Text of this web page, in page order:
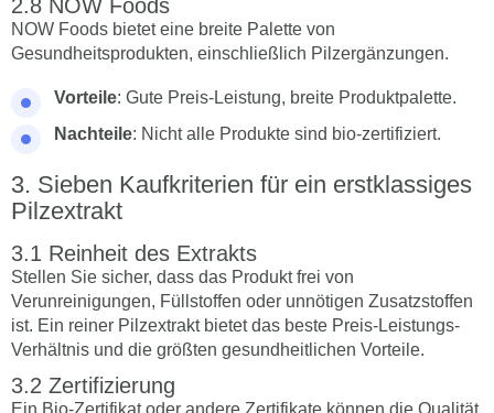
NOW Foods
NOW Foods bietet eine breite Palette von
Gesundheitsprodukten, einschließlich Pilzergänzungen.
Vorteile: Gute Preis-Leistung, breite Produktpalette.
Nachteile: Nicht alle Produkte sind bio-zertifiziert.
Sieben Kaufkriterien für ein erstklassiges
Pilzextrakt
Reinheit des Extrakts
Stellen Sie sicher, dass das Produkt frei von
Verunreinigungen, Füllstoffen oder unnötigen Zusatzstoffen
ist. Ein reiner Pilzextrakt bietet das beste Preis-Leistungs-
Verhältnis und die größten gesundheitlichen Vorteile.
Zertifizierung
Ein Bio-Zertifikat oder andere Zertifikate können die Qualität